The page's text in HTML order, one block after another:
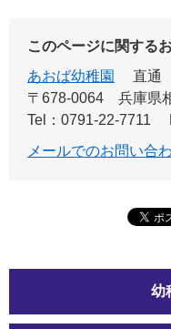
このページに関する
あおば幼稚園
直通
〒678-0064
兵庫県
Tel：0791-22-7711
メールでのお問い合
幼